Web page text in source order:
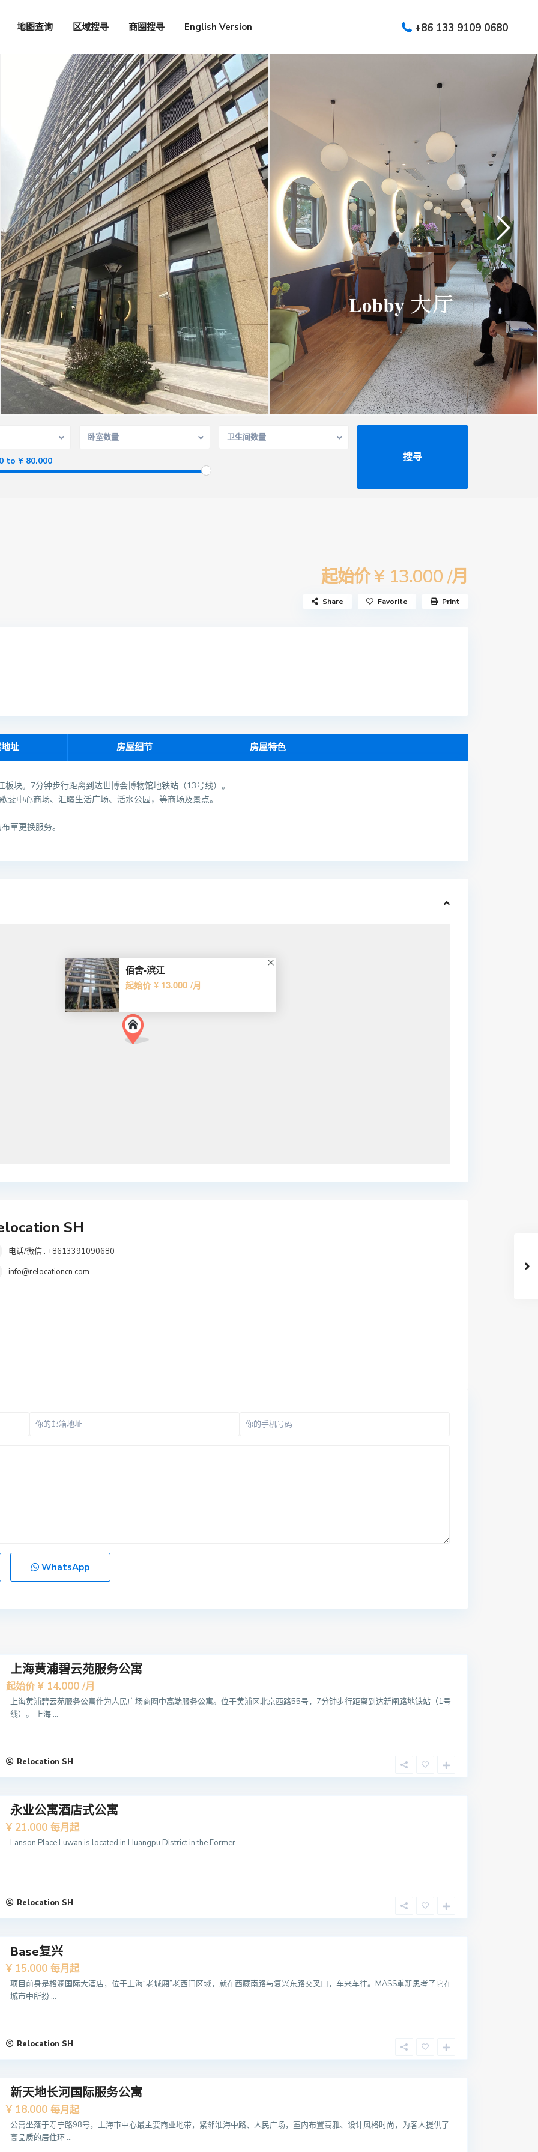
+86 133 9109 0680
地图查询 区域搜寻 商圈搜寻 English Version
卧室数量 卫生间数量
to ¥ 80.000
起始价¥ 13.000/月
Share Favorite Print
址 房屋细节 房屋特色
块。7分钟步行距离到达世博会博物馆地铁站（13号线）。
中心商场、汇暻生活广场、活水公园，等商场及景点。
草更换服务。
佰舍-滨江
起始价 ¥ 13.000 /月
SH
电话/微信 : +8613391090680
info@relocationcn.com
WhatsApp
上海黄浦碧云苑服务公寓
起始价 ¥ 14.000 /月
上海黄浦碧云苑服务公寓作为人民广场商圈中高端服务公寓。位于黄浦区北京西路55号，7分钟步行距离到达新闸路地铁站（1号
线）。 上海 ...
Relocation SH
永业公寓酒店式公寓
¥ 21.000 每月起
Lanson Place Luwan is located in Huangpu District in the Former ...
Relocation SH
Base复兴
¥ 15.000 每月起
项目前身是格澜国际大酒店，位于上海“老城厢”老西门区域，就在西藏南路与复兴东路交叉口，车来车往。MASS重新思考了它在
城市中所扮 ...
Relocation SH
新天地长河国际服务公寓
¥ 18.000 每月起
公寓坐落于寿宁路98号，上海市中心最主要商业地带，紧邻淮海中路、人民广场，室内布置高雅、设计风格时尚，为客人提供了
高品质的居住环 ...